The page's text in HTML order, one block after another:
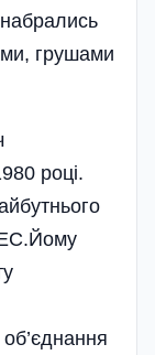
грушами
році.